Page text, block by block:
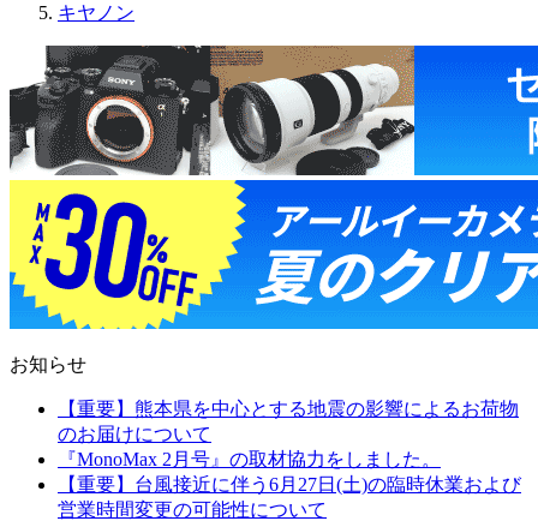
キヤノン
お知らせ
【重要】熊本県を中心とする地震の影響によるお荷物
のお届けについて
『MonoMax 2月号』の取材協力をしました。
【重要】台風接近に伴う6月27日(土)の臨時休業および
営業時間変更の可能性について